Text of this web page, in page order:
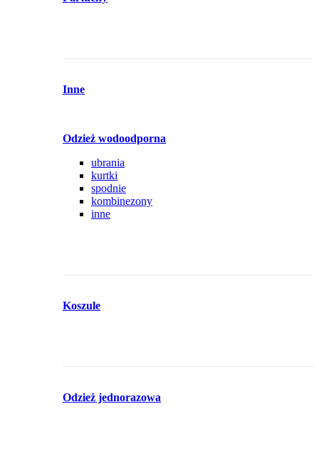
Inne
Odzież wodoodporna
ubrania
kurtki
spodnie
kombinezony
inne
Koszule
Odzież jednorazowa